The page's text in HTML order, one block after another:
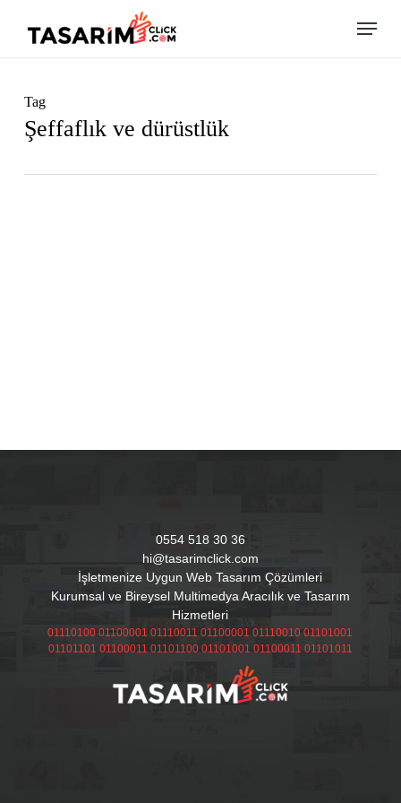
Menu
Tag
Şeffaflık ve dürüstlük
0554 518 30 36
hi@tasarimclick.com
İşletmenize Uygun Web Tasarım Çözümleri
Kurumsal ve Bireysel Multimedya Aracılık ve Tasarım
Hizmetleri
01110100 01100001 01110011 01100001 01110010 01101001
01101101 01100011 01101100 01101001 01100011 01101011